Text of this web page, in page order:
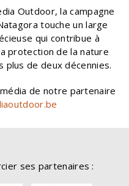
Outdoor, la campagne
touche un large
qui contribue à
protection de la nature
plus de deux décennies.
de notre partenaire
ses partenaires :